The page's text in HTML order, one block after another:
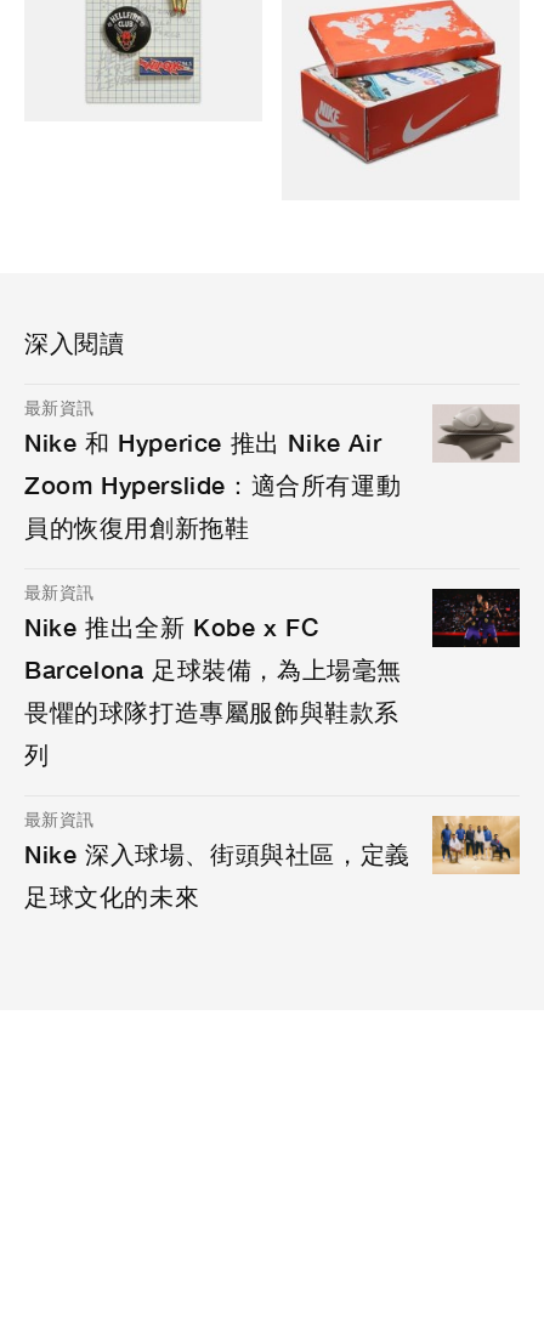
深入閱讀
最新資訊
Nike 和 Hyperice 推出 Nike Air
Zoom Hyperslide：適合所有運動
員的恢復用創新拖鞋
最新資訊
Nike 推出全新 Kobe x FC
Barcelona 足球裝備，為上場毫無
畏懼的球隊打造專屬服飾與鞋款系
列
最新資訊
Nike 深入球場、街頭與社區，定義
足球文化的未來